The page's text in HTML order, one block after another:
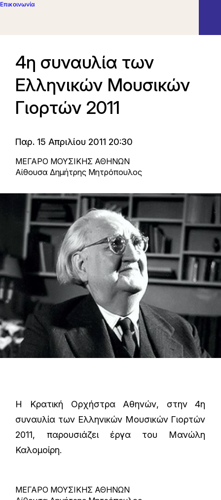
Επικοινωνία
4η συναυλία των
Ελληνικών Μουσικών
Γιορτών 2011
Παρ. 15 Απριλίου 2011 20:30
ΜΕΓΑΡΟ ΜΟΥΣΙΚΗΣ ΑΘΗΝΩΝ
Αίθουσα Δημήτρης Μητρόπουλος
Η Κρατική Ορχήστρα Αθηνών, στην 4η
συναυλία των Ελληνικών Μουσικών Γιορτών
2011, παρουσιάζει έργα του Μανώλη
Καλομοίρη.
ΜΕΓΑΡΟ ΜΟΥΣΙΚΗΣ ΑΘΗΝΩΝ